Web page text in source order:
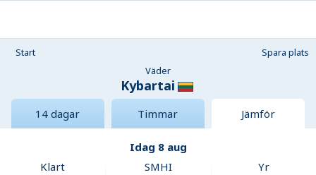
Start
Spara plats
Väder
Kybartai
14 dagar Timmar Jämför
Idag 8 aug
Klart
SMHI Yr